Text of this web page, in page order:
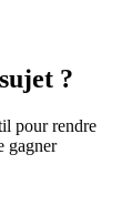
?
pour rendre
gagner